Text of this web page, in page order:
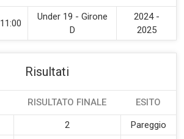
11:00
Under 19 - Girone
D
2024 -
2025
Risultati
RISULTATO FINALE ESITO
2
Pareggio